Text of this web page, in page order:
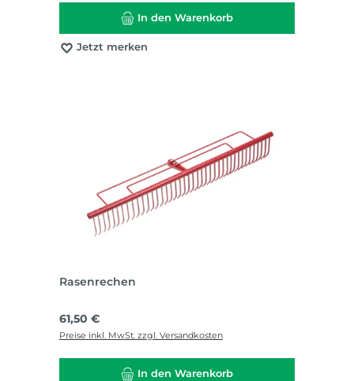
In den Warenkorb
Jetzt merken
Rasenrechen
Regulärer Preis:
61,50 €
Preise inkl. MwSt. zzgl. Versandkosten
In den Warenkorb